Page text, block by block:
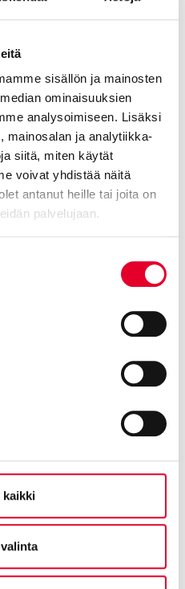
sisällön ja mainosten
ominaisuuksien
analysoimiseen. Lisäksi
mainosalan ja analytiikka-
siitä, miten käytät
voivat yhdistää näitä
antanut heille tai joita on
palvelujaan.
kaikki